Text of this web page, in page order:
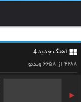
آهنگ جدید 4
۴۲۸۸ از ۶۶۵۸ویدئو
4287